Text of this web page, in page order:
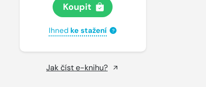
Koupit
Ihned ke stažení ?
Jak číst e-knihu?